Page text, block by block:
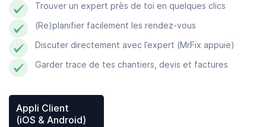
Trouver un expert près de toi en quelques clics
(Re)planifier facilement les rendez-vous
Discuter directement avec l’expert (MrFix appuie)
Garder trace de tes chantiers, devis et factures
Appli Client
(iOS & Android)